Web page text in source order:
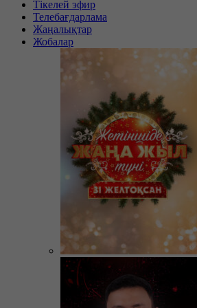
Тікелей эфир
Телебағдарлама
Жаңалықтар
Жобалар